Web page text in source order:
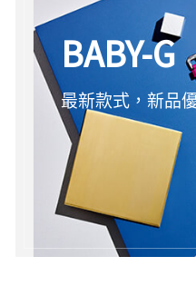
BABY-G
最新款式，新品